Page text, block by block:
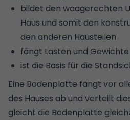
bildet den waagerechten
Haus und somit den
den anderen Hausteilen
fängt Lasten und
ist die Basis für die
Eine Bodenplatte fängt vor
des Hauses ab und verteilt
gleicht die Bodenplatte